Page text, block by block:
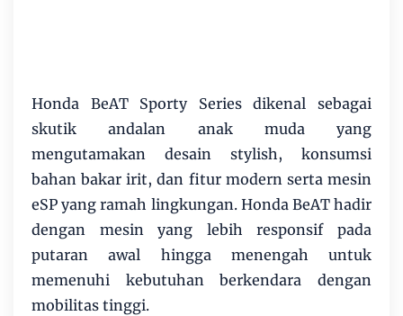
Honda BeAT Sporty Series dikenal sebagai
skutik andalan anak muda yang
mengutamakan desain stylish, konsumsi
bahan bakar irit, dan fitur modern serta mesin
eSP yang ramah lingkungan. Honda BeAT hadir
dengan mesin yang lebih responsif pada
putaran awal hingga menengah untuk
memenuhi kebutuhan berkendara dengan
mobilitas tinggi.